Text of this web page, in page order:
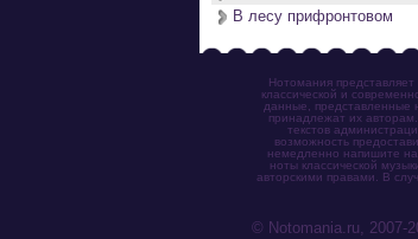
В лесу прифронтовом
Нотомания
классической и
данные, представленные
принадлежат их
текстов
возможность
немедленно напишите
ноты классической
авторскими правами. В
© Notomania.ru, 2007-